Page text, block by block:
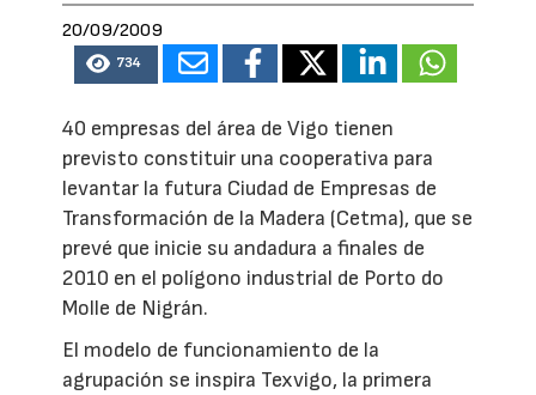
20/09/2009
734
40 empresas del área de Vigo tienen
previsto constituir una cooperativa para
levantar la futura Ciudad de Empresas de
Transformación de la Madera (Cetma), que se
prevé que inicie su andadura a finales de
2010 en el polígono industrial de Porto do
Molle de Nigrán.
El modelo de funcionamiento de la
agrupación se inspira Texvigo, la primera